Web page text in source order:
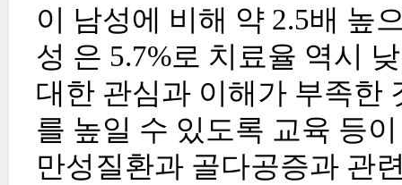
이 남성에 비해 약 2.5배 높
성 은 5.7%로 치료율 역시
대한 관심과 이해가 부족한
를 높일 수 있도록 교육 등
만성질환과 골다공증과 관